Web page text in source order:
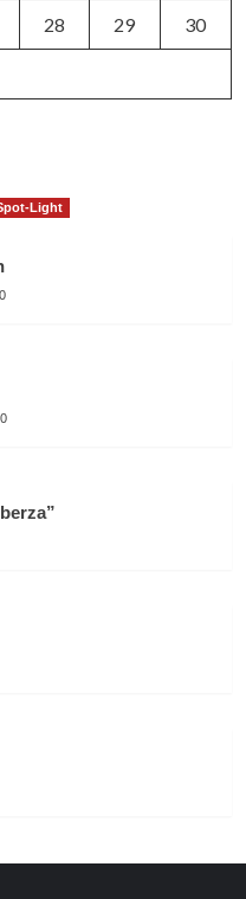
28 29 30
Light
0
0